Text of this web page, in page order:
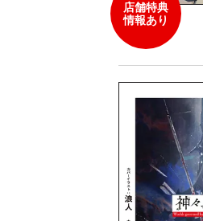
店舗特典
情報あり